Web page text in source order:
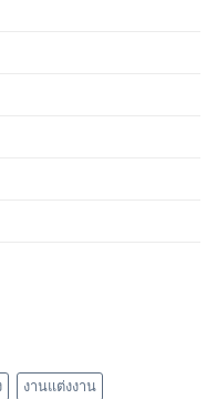
งานแต่งงาน